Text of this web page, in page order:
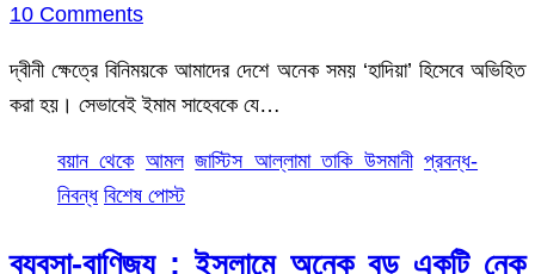
10 Comments
দ্বীনী ক্ষেত্রে বিনিময়কে আমাদের দেশে অনেক সময় ‘হাদিয়া’ হিসেবে অভিহিত
করা হয়। সেভাবেই ইমাম সাহেবকে যে…
বয়ান থেকে আমল জাস্টিস আল্লামা তাকি উসমানী প্রবন্ধ-
নিবন্ধ বিশেষ পোস্ট
ব্যবসা-বাণিজ্য : ইসলামে অনেক বড় একটি নেক